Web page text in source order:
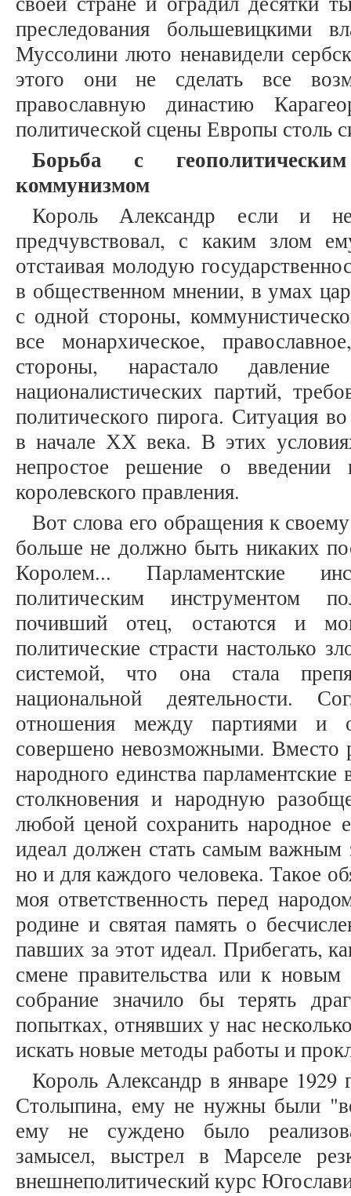
преследования большевицкими
Муссолини люто ненавидели
этого они не сделать все
православную династию
политической сцены Европы столь
Борьба с
коммунизмом
Король Александр если и
предчувствовал, с каким злом
отстаивая молодую
в общественном мнении, в умах
с одной стороны,
все монархическое,
стороны, нарастало давление
националистических партий,
политического пирога. Ситуация
в начале ХХ века. В этих
непростое решение о
королевского правления.
Вот слова его обращения к
больше не должно быть никаких
Королем... Парламентские
политическим инструментом
почивший отец, остаются и
политические страсти настолько
системой, что она стала
национальной деятельности.
отношения между партиями и
совершено невозможными. Вместо
народного единства
столкновения и народную
любой ценой сохранить народное
идеал должен стать самым важным
но и для каждого человека. Такое
моя ответственность перед
родине и святая память о
павших за этот идеал. Прибегать,
смене правительства или к новым
собрание значило бы терять
попытках, отнявших у нас
искать новые методы работы и
Король Александр в январе
Столыпина, ему не нужны были
ему не суждено было
замысел, выстрел в Марселе
внешнеполитический курс